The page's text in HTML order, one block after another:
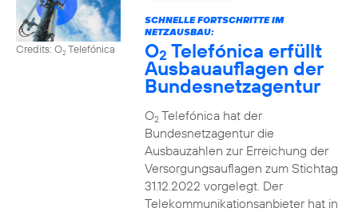
Credits: O2Telefónica
SCHNELLE FORTSCHRITTE IM
NETZAUSBAU:
O2 Telefónica erfüllt
Ausbauauflagen der
Bundesnetzagentur
O2Telefónica hat der
Bundesnetzagentur die
Ausbauzahlen zur Erreichung der
Versorgungsauflagen zum Stichtag
31.12.2022 vorgelegt. Der
Telekommunikationsanbieter hat in